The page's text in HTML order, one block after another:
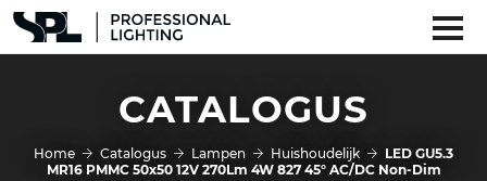
CATALOGUS
Home Catalogus Lampen Huishoudelijk
LED GU5.3
MR16 PMMC 50x50 12V 270Lm 4W 827 45° AC/DC Non-Dim